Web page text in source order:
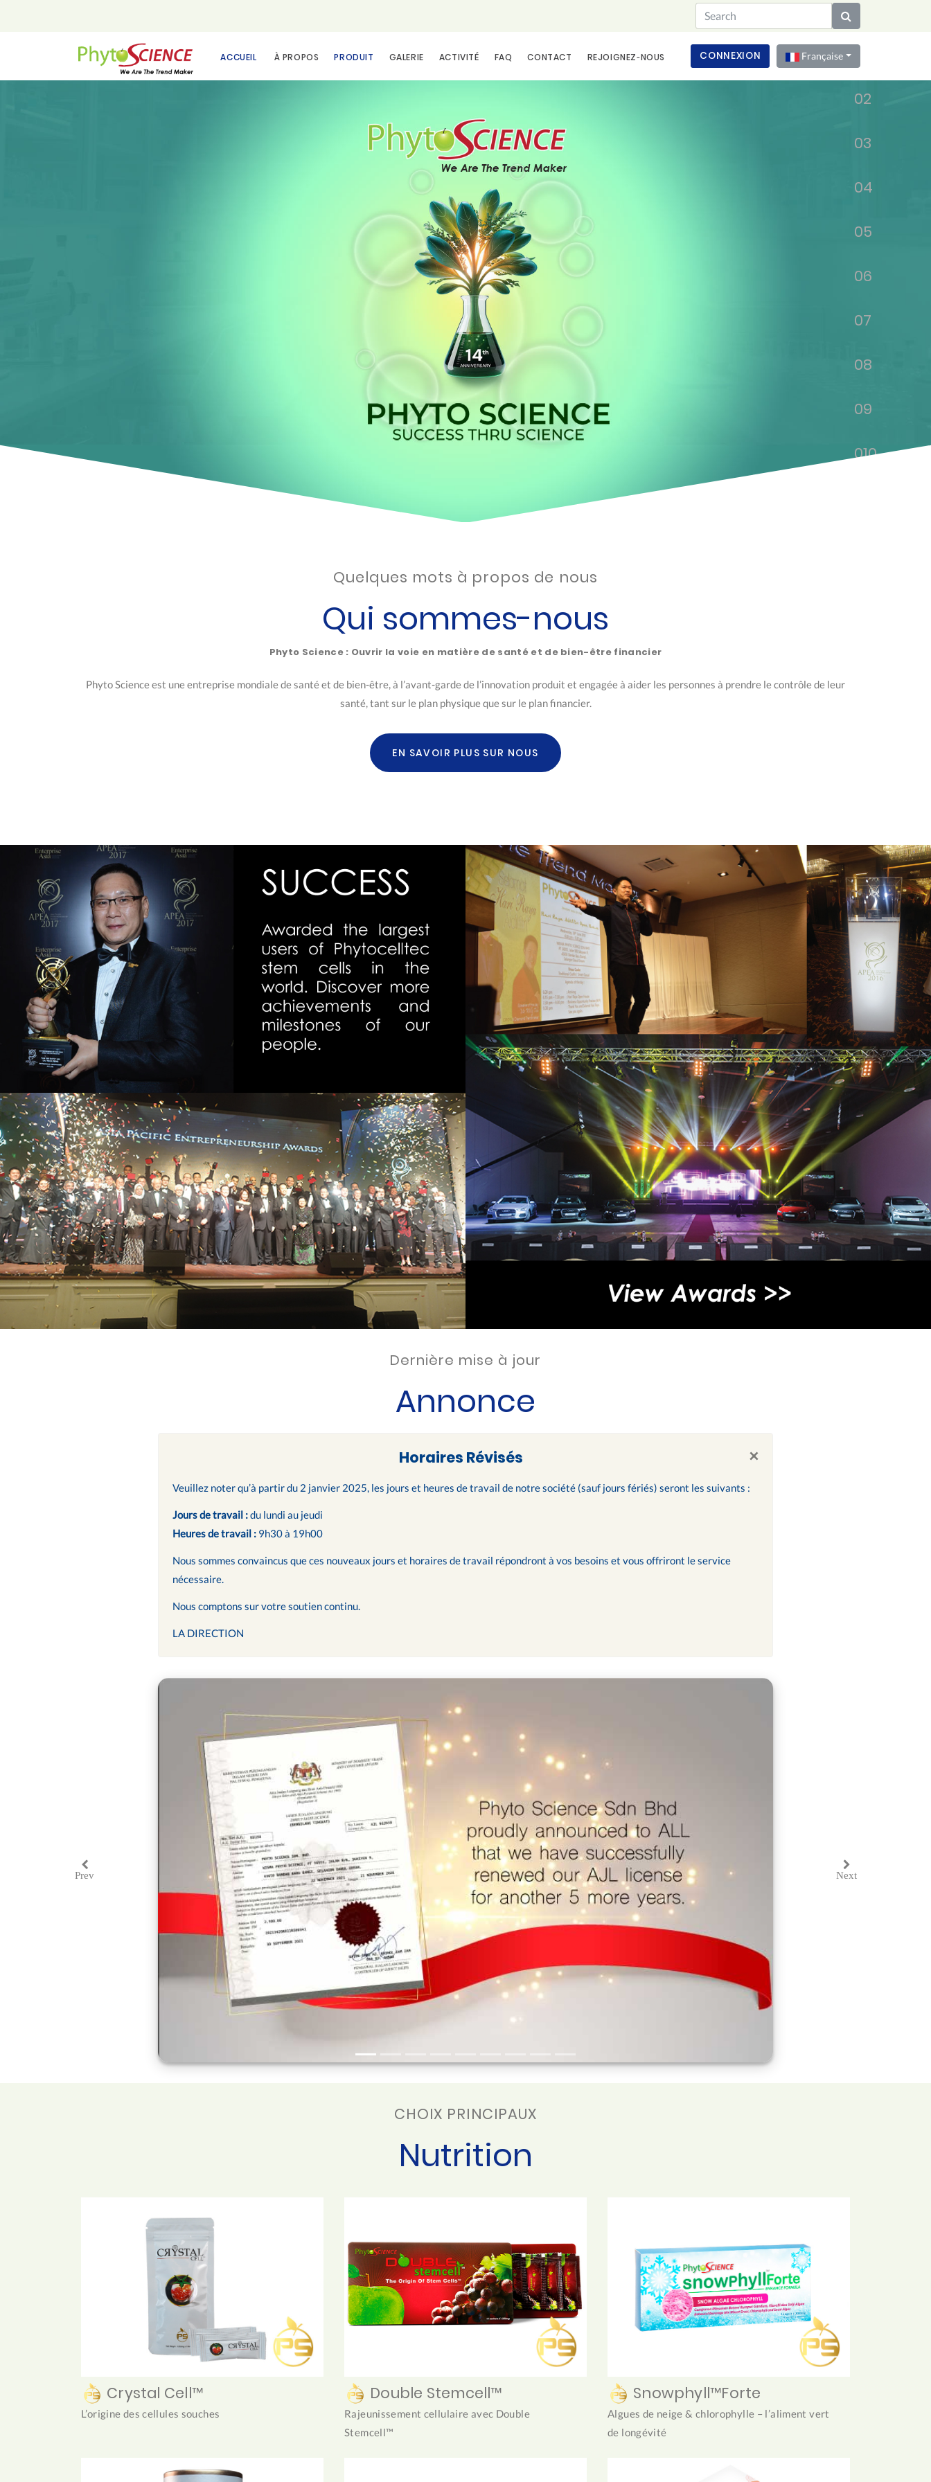
ACCUEIL À PROPOS PRODUIT GALERIE ACTIVITÉ FAQ CONTACT REJOIGNEZ‑NOUS CONNEXION Française
03
04
05
06
07
08
09
010
Quelques mots à propos de nous
Qui sommes-nous
Phyto Science : Ouvrir la voie en matière de santé et de bien-être financier
Phyto Science est une entreprise mondiale de santé et de bien-être, à l’avant-garde de l’innovation produit et engagée à aider les personnes à prendre le contrôle de leur
santé, tant sur le plan physique que sur le plan financier.
EN SAVOIR PLUS SUR NOUS
Dernière mise à jour
Annonce
×
Horaires Révisés
Veuillez noter qu’à partir du 2 janvier 2025, les jours et heures de travail de notre société (sauf jours fériés) seront les suivants :
Jours de travail :du lundi au jeudi
Heures de travail : 9h30 à 19h00
Nous sommes convaincus que ces nouveaux jours et horaires de travail répondront à vos besoins et vous offriront le service
nécessaire.
Nous comptons sur votre soutien continu.
LA DIRECTION
PrevPrevious Next
Next
CHOIX PRINCIPAUX
Nutrition
Crystal Cell™
L’origine des cellules souches
Double Stemcell™
Rajeunissement cellulaire avec Double
Stemcell™
Snowphyll™Forte
Algues de neige & chlorophylle – l’aliment vert
de longévité